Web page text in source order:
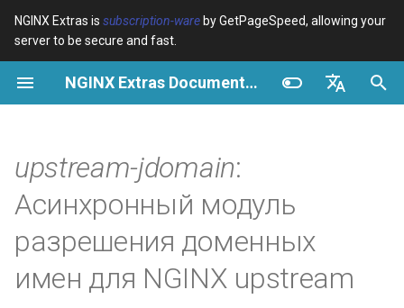
NGINX Extras is subscription-ware by GetPageSpeed, allowing your
server to be secure and fast.
NGINX Extras Documentation
Français
Русский
И
н
л
и
Variables $bot_name
$bot_producer
$browser_engine
$browser_family
Examples
Troubleshooting
Directives geoip2
geoip2_proxy
geoip2_proxy_recursive
Examples
Troubleshooting
Использование
Синтаксис
Разработка
Предварительные
acme
ada
auto-ssl
Cache
cPanel EA4 - Proxy Cache
Производительность
Безопасность
RHEL/CentOS
NGINX-MOD - Улучшенный
проверками состояния для
RHEL
upstream-jdomain:
Асинхронный модуль
разрешения доменных
имен для NGINX upstream